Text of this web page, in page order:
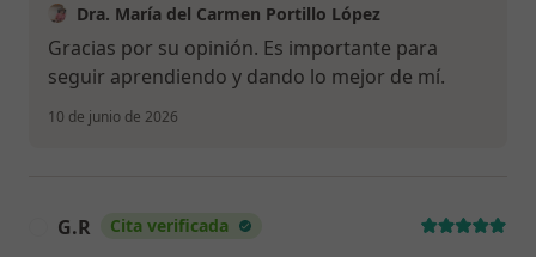
Dra. María del Carmen Portillo López
Gracias por su opinión. Es importante para
seguir aprendiendo y dando lo mejor de mí.
10 de junio de 2026
G.R Cita verificada